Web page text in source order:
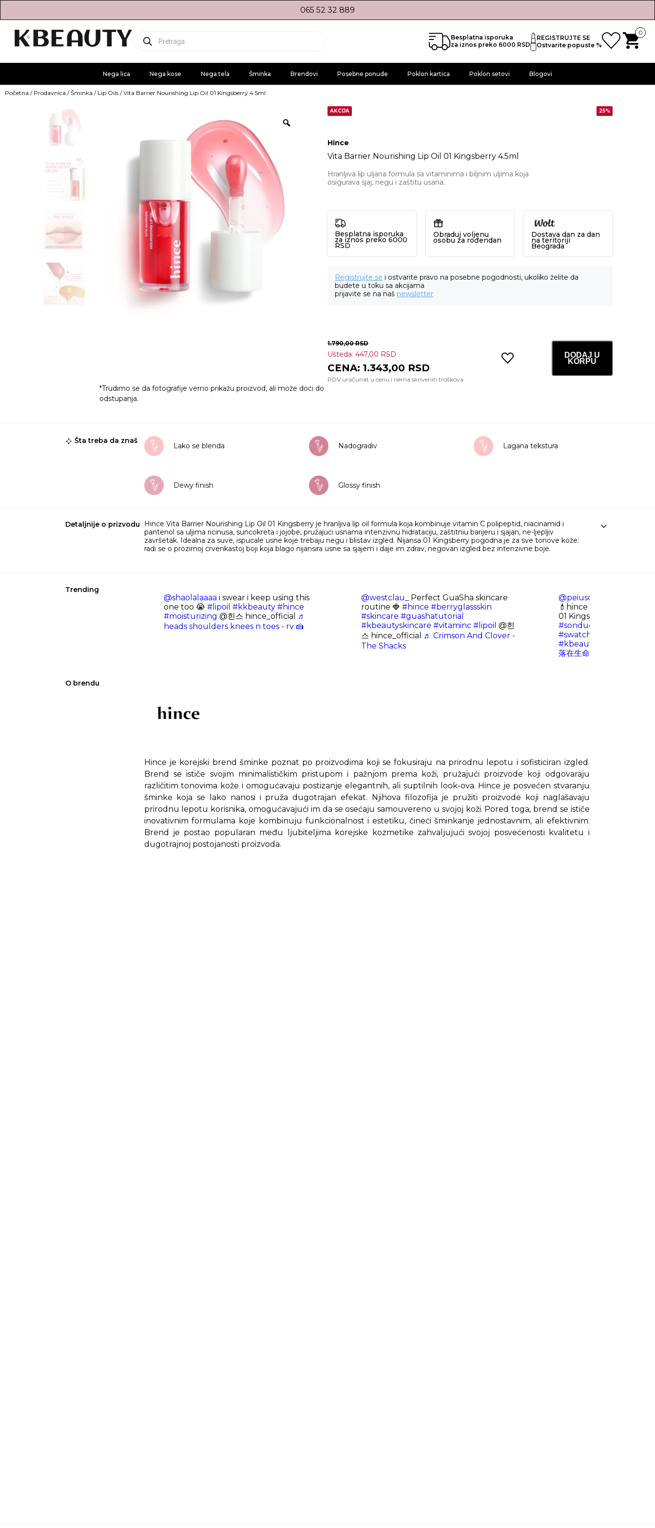
065 52 32 889
Products
search
Besplatna isporuka
za iznos preko 6000 RSD
REGISTRUJTE SE
Ostvarite popuste %
0
Nega lica Nega kose Nega tela Šminka Brendovi Posebne ponude Poklon kartica Poklon setovi Blogovi
Početna / Prodavnica /Šminka / Lip Oils / Vita Barrier Nourishing Lip Oil 01 Kingsberry 4.5ml
AKCIJA 25%
Hince
Vita Barrier Nourishing Lip Oil 01 Kingsberry 4.5ml
Hranljiva lip uljana formula sa vitaminima i biljnim uljima koja
osigurava sjaj, negu i zaštitu usana.
Besplatna isporuka
za iznos preko 6000
RSD
Obraduj voljenu
osobu za rođendan
Dostava dan za dan
na teritoriji
Beograda
Registrujte se i ostvarite pravo na posebne pogodnosti, ukoliko želite da
budete u toku sa akcijama
prijavite se na naš newsletter
1.790,00RSD
Ušteda: 447,00 RSD
1.343,00 RSD
DODAJ U
KORPU
*Trudimo se da fotografije verno prikažu proizvod, ali može doći do
odstupanja.
Šta treba da znaš
Lako se blenda Nadogradiv Lagana tekstura
Dewy finish Glossy finish
Detaljnije o prizvodu
Hince Vita Barrier Nourishing Lip Oil 01 Kingsberry je hranljiva lip oil formula koja kombinuje vitamin C polipeptid, niacinamid i
pantenol sa uljima ricinusa, suncokreta i jojobe, pružajući usnama intenzivnu hidrataciju, zaštitniu barijeru i sjajan, ne-ljepljiv
završetak. Idealna za suve, ispucale usne koje trebaju negu i blistav izgled. Nijansa 01 Kingsberry pogodna je za sve tonove kože:
radi se o prozirnoj crvenkastoj boji koja blago nijansira usne sa sjajem i daje im zdrav, negovan izgled bez intenzivne boje.
Trending
@shaolalaaaa i swear i keep using this
one too 😭 #lipoil #kkbeauty #hince
#moisturizing @힌스 hince_official
♬
heads shoulders knees n toes - rv 🍰
@westclau_
Perfect GuaSha skincare
routine 🍓 #hince #berryglassskin
#skincare #guashatutorial
#kbeautyskincare #vitaminc #lipoil @힌
스 hince_official
♬ Crimson And Clover -
The Shacks
@peiuson
💄hince Vita Barrier
01 Kingsberry
#sonduongmoihince
#swatchson
#kbeauty
落在生命里的光 - 尹昔眠
O brendu
Hince je korejski brend šminke poznat po proizvodima koji se fokusiraju na prirodnu lepotu i sofisticiran izgled.
Brend se ističe svojim minimalističkim pristupom i pažnjom prema koži, pružajući proizvode koji odgovaraju
različitim tonovima kože i omogućavaju postizanje elegantnih, ali suptilnih look-ova. Hince je posvećen stvaranju
šminke koja se lako nanosi i pruža dugotrajan efekat. Njihova filozofija je pružiti proizvode koji naglašavaju
prirodnu lepotu korisnika, omogućavajući im da se osećaju samouvereno u svojoj koži. Pored toga, brend se ističe
inovativnim formulama koje kombinuju funkcionalnost i estetiku, čineći šminkanje jednostavnim, ali efektivnim.
Brend je postao popularan među ljubiteljima korejske kozmetike zahvaljujući svojoj posvećenosti kvalitetu i
dugotrajnoj postojanosti proizvoda.